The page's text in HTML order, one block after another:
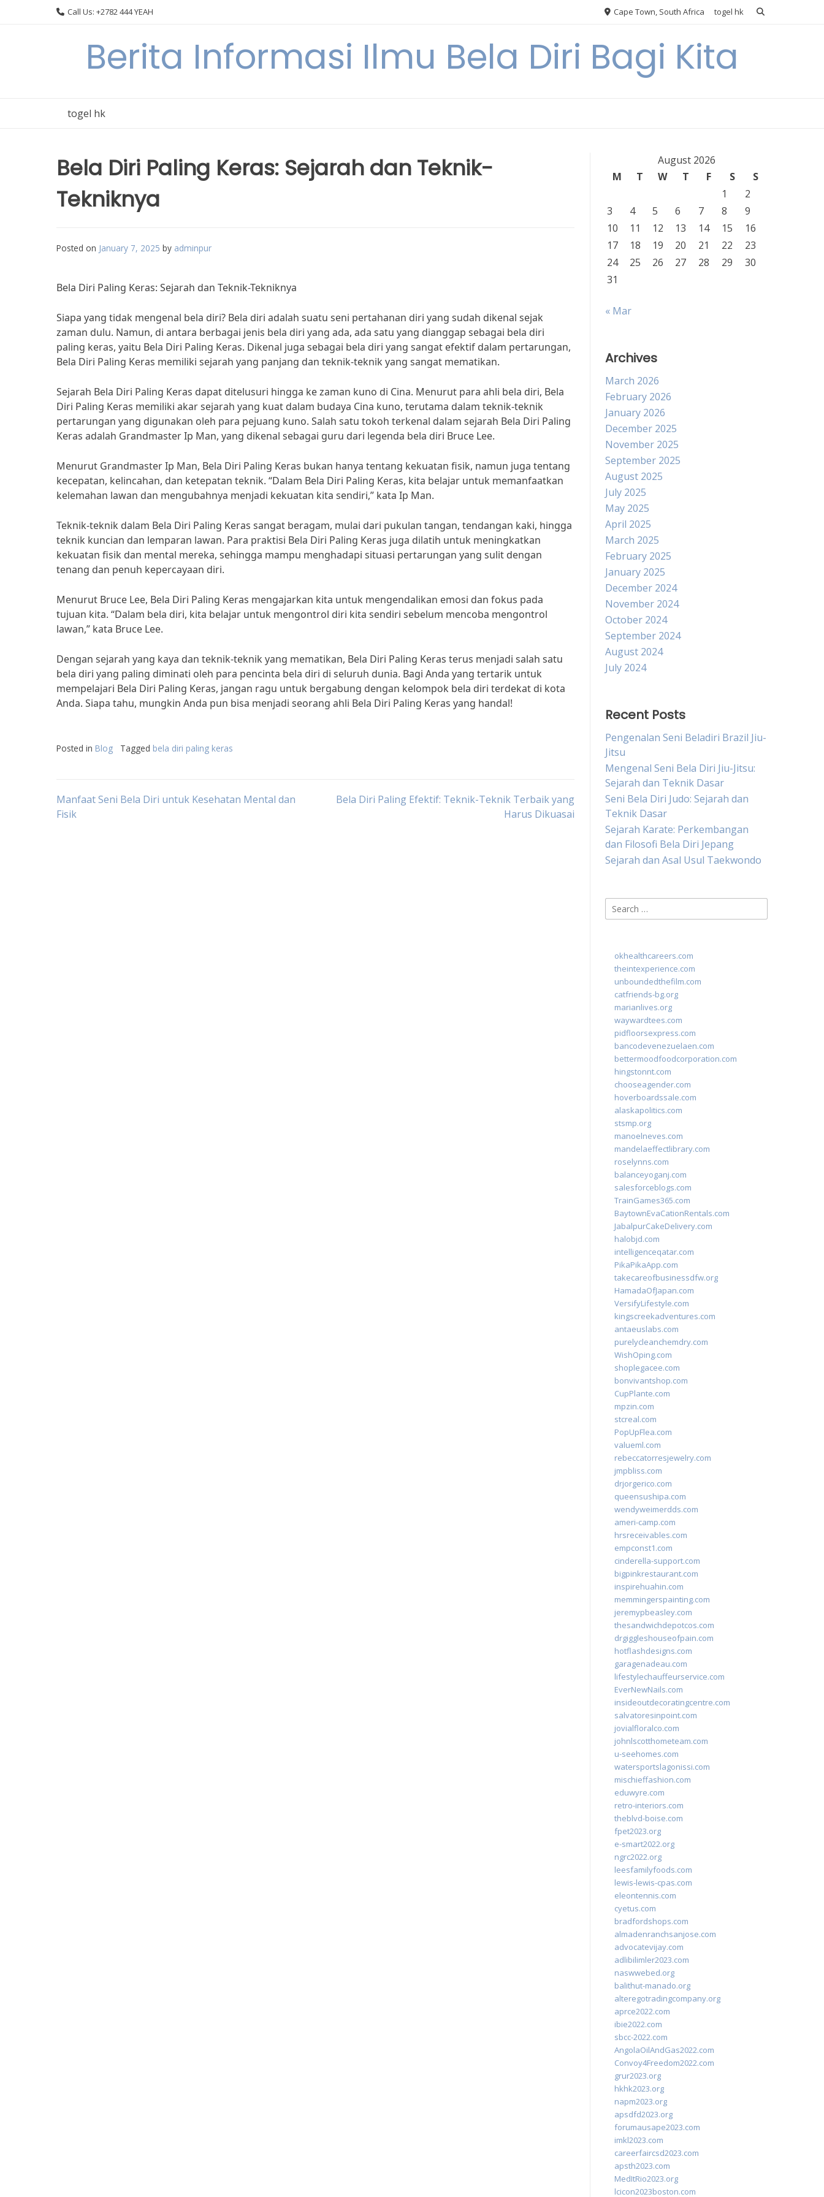
Call Us: +2782 444 YEAH Cape Town, South Africa togel hk
Berita Informasi Ilmu Bela Diri Bagi Kita
togel hk
Bela Diri Paling Keras: Sejarah dan Teknik-
Tekniknya
Posted on January 7, 2025 by adminpur
Bela Diri Paling Keras: Sejarah dan Teknik-Tekniknya
Siapa yang tidak mengenal bela diri? Bela diri adalah suatu seni pertahanan diri yang sudah dikenal sejak
zaman dulu. Namun, di antara berbagai jenis bela diri yang ada, ada satu yang dianggap sebagai bela diri
paling keras, yaitu Bela Diri Paling Keras. Dikenal juga sebagai bela diri yang sangat efektif dalam pertarungan,
Bela Diri Paling Keras memiliki sejarah yang panjang dan teknik-teknik yang sangat mematikan.
Sejarah Bela Diri Paling Keras dapat ditelusuri hingga ke zaman kuno di Cina. Menurut para ahli bela diri, Bela
Diri Paling Keras memiliki akar sejarah yang kuat dalam budaya Cina kuno, terutama dalam teknik-teknik
pertarungan yang digunakan oleh para pejuang kuno. Salah satu tokoh terkenal dalam sejarah Bela Diri Paling
Keras adalah Grandmaster Ip Man, yang dikenal sebagai guru dari legenda bela diri Bruce Lee.
Menurut Grandmaster Ip Man, Bela Diri Paling Keras bukan hanya tentang kekuatan fisik, namun juga tentang
kecepatan, kelincahan, dan ketepatan teknik. “Dalam Bela Diri Paling Keras, kita belajar untuk memanfaatkan
kelemahan lawan dan mengubahnya menjadi kekuatan kita sendiri,” kata Ip Man.
Teknik-teknik dalam Bela Diri Paling Keras sangat beragam, mulai dari pukulan tangan, tendangan kaki, hingga
teknik kuncian dan lemparan lawan. Para praktisi Bela Diri Paling Keras juga dilatih untuk meningkatkan
kekuatan fisik dan mental mereka, sehingga mampu menghadapi situasi pertarungan yang sulit dengan
tenang dan penuh kepercayaan diri.
Menurut Bruce Lee, Bela Diri Paling Keras mengajarkan kita untuk mengendalikan emosi dan fokus pada
tujuan kita. “Dalam bela diri, kita belajar untuk mengontrol diri kita sendiri sebelum mencoba mengontrol
lawan,” kata Bruce Lee.
Dengan sejarah yang kaya dan teknik-teknik yang mematikan, Bela Diri Paling Keras terus menjadi salah satu
bela diri yang paling diminati oleh para pencinta bela diri di seluruh dunia. Bagi Anda yang tertarik untuk
mempelajari Bela Diri Paling Keras, jangan ragu untuk bergabung dengan kelompok bela diri terdekat di kota
Anda. Siapa tahu, mungkin Anda pun bisa menjadi seorang ahli Bela Diri Paling Keras yang handal!
Posted in Blog Tagged bela diri paling keras
Post
Manfaat Seni Bela Diri untuk Kesehatan Mental dan
Fisik
Bela Diri Paling Efektif: Teknik-Teknik Terbaik yang
Harus Dikuasai
August 2026
M
T W T F S
S
1
2
3
4 5 6 7 8
9
10
11 12 13 14 15
16
17
18 19 20 21 22
23
24
25 26 27 28 29
30
31
« Mar
Archives
March 2026
February 2026
January 2026
December 2025
November 2025
September 2025
August 2025
July 2025
May 2025
April 2025
March 2025
February 2025
January 2025
December 2024
November 2024
October 2024
September 2024
August 2024
July 2024
Recent Posts
Pengenalan Seni Beladiri Brazil Jiu-
Jitsu
Mengenal Seni Bela Diri Jiu-Jitsu:
Sejarah dan Teknik Dasar
Seni Bela Diri Judo: Sejarah dan
Teknik Dasar
Sejarah Karate: Perkembangan
dan Filosofi Bela Diri Jepang
Sejarah dan Asal Usul Taekwondo
Search
for:
okhealthcareers.com
theintexperience.com
unboundedthefilm.com
catfriends-bg.org
marianlives.org
waywardtees.com
pidfloorsexpress.com
bancodevenezuelaen.com
bettermoodfoodcorporation.com
hingstonnt.com
chooseagender.com
hoverboardssale.com
alaskapolitics.com
stsmp.org
manoelneves.com
mandelaeffectlibrary.com
roselynns.com
balanceyoganj.com
salesforceblogs.com
TrainGames365.com
BaytownEvaCationRentals.com
JabalpurCakeDelivery.com
halobjd.com
intelligenceqatar.com
PikaPikaApp.com
takecareofbusinessdfw.org
HamadaOfJapan.com
VersifyLifestyle.com
kingscreekadventures.com
antaeuslabs.com
purelycleanchemdry.com
WishOping.com
shoplegacee.com
bonvivantshop.com
CupPlante.com
mpzin.com
stcreal.com
PopUpFlea.com
valueml.com
rebeccatorresjewelry.com
jmpbliss.com
drjorgerico.com
queensushipa.com
wendyweimerdds.com
ameri-camp.com
hrsreceivables.com
empconst1.com
cinderella-support.com
bigpinkrestaurant.com
inspirehuahin.com
memmingerspainting.com
jeremypbeasley.com
thesandwichdepotcos.com
drgiggleshouseofpain.com
hotflashdesigns.com
garagenadeau.com
lifestylechauffeurservice.com
EverNewNails.com
insideoutdecoratingcentre.com
salvatoresinpoint.com
jovialfloralco.com
johnlscotthometeam.com
u-seehomes.com
watersportslagonissi.com
mischieffashion.com
eduwyre.com
retro-interiors.com
theblvd-boise.com
fpet2023.org
e-smart2022.org
ngrc2022.org
leesfamilyfoods.com
lewis-lewis-cpas.com
eleontennis.com
cyetus.com
bradfordshops.com
almadenranchsanjose.com
advocatevijay.com
adlibilimler2023.com
naswwebed.org
balithut-manado.org
alteregotradingcompany.org
aprce2022.com
ibie2022.com
sbcc-2022.com
AngolaOilAndGas2022.com
Convoy4Freedom2022.com
grur2023.org
hkhk2023.org
napm2023.org
apsdfd2023.org
forumausape2023.com
imkl2023.com
careerfaircsd2023.com
apsth2023.com
MedItRio2023.org
lcicon2023boston.com